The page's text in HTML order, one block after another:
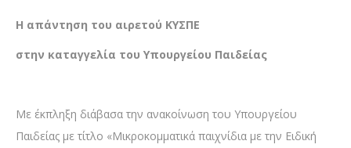
Η απάντηση του αιρετού ΚΥΣΠΕ
στην καταγγελία του Υπουργείου Παιδείας
Με έκπληξη διάβασα την ανακοίνωση του Υπουργείου
Παιδείας με τίτλο «Μικροκομματικά παιχνίδια με την Ειδική